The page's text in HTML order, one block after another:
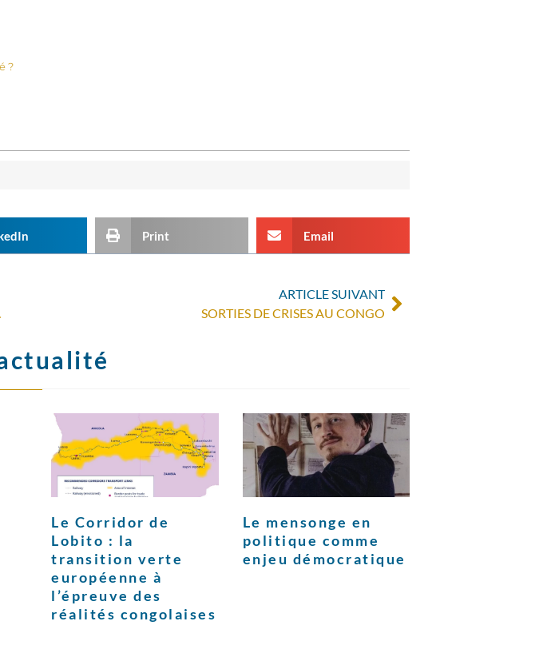
?
Print Email
?
ARTICLE SUIVANT
SORTIES DE CRISES AU CONGO
Le Corridor de
Lobito : la
transition verte
européenne à
l’épreuve des
réalités congolaises
Le mensonge en
politique comme
enjeu démocratique